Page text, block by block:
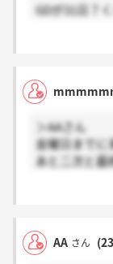
GDが31日？
そうですよ
＞AAさん
金曜日までに
あと二次と最
AA さん